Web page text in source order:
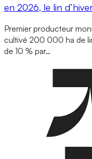
en 2026, le lin
Premier producteur
cultivé 200 000 ha de
de 10 % par…